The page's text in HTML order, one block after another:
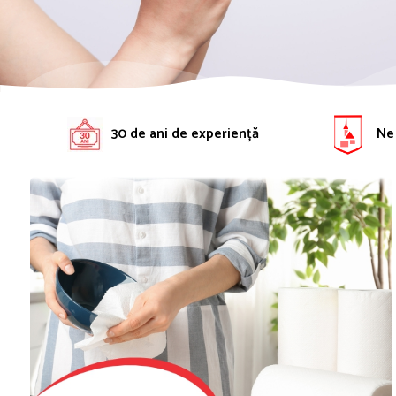
Solutie pentru desfundat tevi
Solutii curatare bucatarie
Solutii curatat baie
Solutii curtare universala
Solutii intretiner mobila
30 de ani de experiență